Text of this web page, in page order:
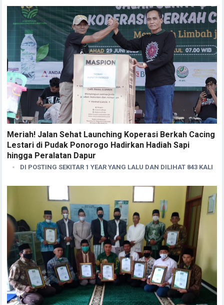
Meriah! Jalan Sehat Launching Koperasi Berkah Cacing
Lestari di Pudak Ponorogo Hadirkan Hadiah Sapi
hingga Peralatan Dapur
DI POSTING SEKITAR 1 YEAR YANG LALU DAN DILIHAT 843 KALI